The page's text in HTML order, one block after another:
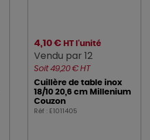
4,10 € HT l'unité
Vendu par 12
Soit 49,20 € HT
Cuillère de table inox
18/10 20,6 cm Millenium
Couzon
Réf : E1011405